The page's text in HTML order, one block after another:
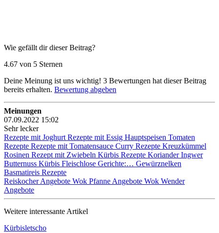
Wie gefällt dir dieser Beitrag?
4.67 von 5 Sternen
Deine Meinung ist uns wichtig! 3 Bewertungen hat dieser Beitrag
bereits erhalten. Bewertung abgeben
Meinungen
07.09.2022 15:02
Sehr lecker
Rezepte mit Joghurt Rezepte mit Essig Hauptspeisen Tomaten
Rezepte Rezepte mit Tomatensauce Curry Rezepte Kreuzkümmel
Rosinen Rezept mit Zwiebeln Kürbis Rezepte KorianderIngwer
Butternuss Kürbis Fleischlose Gerichte:… Gewürznelken
Basmatireis Rezepte
Reiskocher Angebote Wok Pfanne Angebote Wok Wender
Angebote
Weitere interessante Artikel
Kürbisletscho